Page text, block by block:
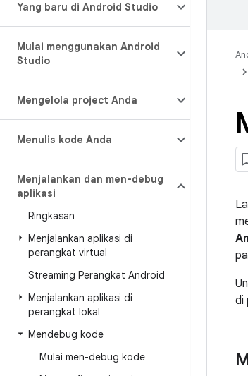
Yang baru di Android Studio
Mulai menggunakan Android
Studio
Mengelola project Anda
Menulis kode Anda
Menjalankan dan men-debug
aplikasi
Ringkasan
Menjalankan aplikasi di
perangkat virtual
Streaming Perangkat Android
Menjalankan aplikasi di
perangkat lokal
Mendebug kode
Mulai men-debug kode
di